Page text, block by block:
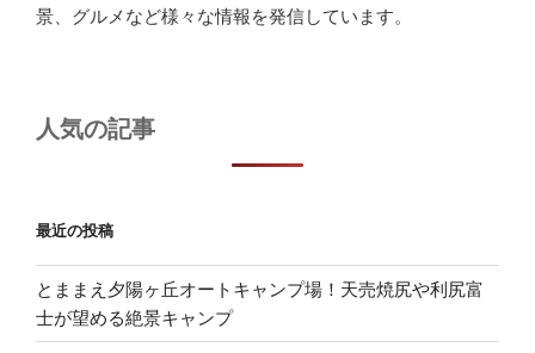
景、グルメなど様々な情報を発信しています。
人気の記事
最近の投稿
とままえ夕陽ヶ丘オートキャンプ場！天売焼尻や利尻富
士が望める絶景キャンプ